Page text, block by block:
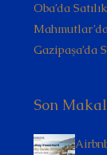
Oba’da
Gazipaşa’da
Son